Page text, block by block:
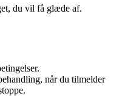
du vil få glæde af.
når du tilmelder